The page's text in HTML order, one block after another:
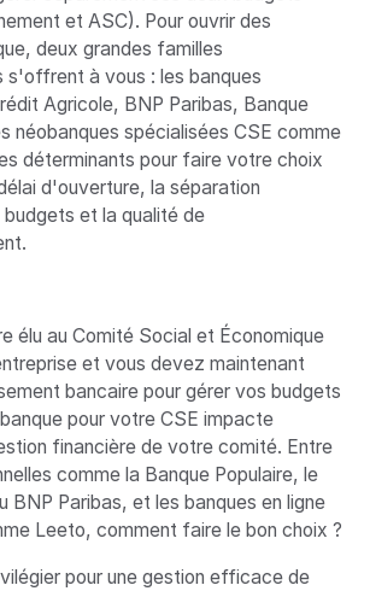
et ASC). Pour ouvrir des
deux grandes familles
s'offrent à vous : les banques
Agricole, BNP Paribas, Banque
néobanques spécialisées CSE comme
déterminants pour faire votre choix
d'ouverture, la séparation
et la qualité de
élu au Comité Social et Économique
et vous devez maintenant
bancaire pour gérer vos budgets
pour votre CSE impacte
financière de votre comité. Entre
comme la Banque Populaire, le
BNP Paribas, et les banques en ligne
Leeto, comment faire le bon choix ?
pour une gestion efficace de